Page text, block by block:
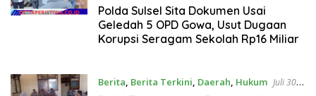
Juli 30, 2026
Polda Sulsel Sita Dokumen Usai
Geledah 5 OPD Gowa, Usut Dugaan
Korupsi Seragam Sekolah Rp16 Miliar
Berita, Berita Terkini, Daerah, Hukum Juli 30,